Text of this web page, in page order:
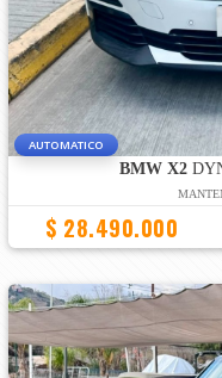
AUTOMATICO
BMW X2
$ 28.490.000